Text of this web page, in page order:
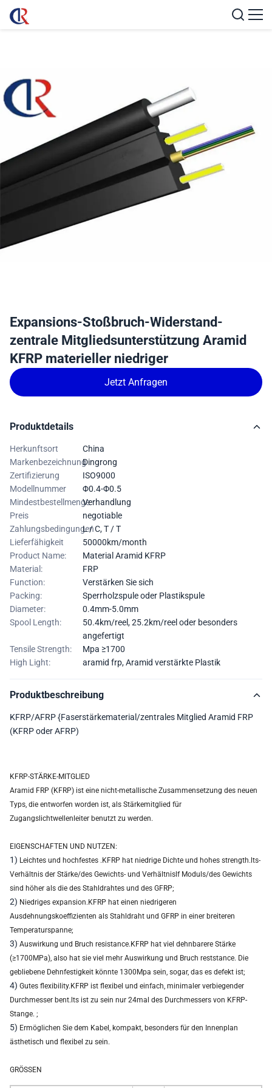
Expansions-Stoßbruch-Widerstand-
zentrale Mitgliedsunterstützung Aramid
KFRP materieller niedriger
Jetzt Anfragen
Produktdetails
Herkunftsort
China
MarkenbezeichnungDingrong
Zertifizierung
ISO9000
Modellnummer
Φ0.4-Φ0.5
MindestbestellmengeVerhandlung
Preis
negotiable
ZahlungsbedingungenL / C, T / T
Lieferfähigkeit
50000km/month
Product Name:
Material Aramid KFRP
Material:
FRP
Function:
Verstärken Sie sich
Packing:
Sperrholzspule oder Plastikspule
Diameter:
0.4mm-5.0mm
Spool Length:
50.4km/reel, 25.2km/reel oder besonders
angefertigt
Tensile Strength:
Mpa ≥1700
High Light:
aramid frp,Aramid verstärkte Plastik
Produktbeschreibung
KFRP/AFRP {Faserstärkematerial/zentrales Mitglied Aramid FRP
(KFRP oder AFRP)
KFRP-STÄRKE-MITGLIED
Aramid FRP (KFRP) ist eine nicht-metallische Zusammensetzung des neuen
Typs, die entworfen worden ist, als Stärkemitglied für
Zugangslichtwellenleiter benutzt zu werden.
EIGENSCHAFTEN UND NUTZEN:
1) Leichtes und hochfestes .KFRP hat niedrige Dichte und hohes strength.lts-
Verhältnis der Stärke/des Gewichts- und Verhältnislf Moduls/des Gewichts
sind höher als die des Stahldrahtes und des GFRP;
2) Niedriges expansion.KFRP hat einen niedrigeren
Ausdehnungskoeffizienten als Stahldraht und GFRP in einer breiteren
Temperaturspanne;
3) Auswirkung und Bruch resistance.KFRP hat viel dehnbarere Stärke
(≥1700MPa), also hat sie viel mehr Auswirkung und Bruch reststance. Die
gebliebene Dehnfestigkeit könnte 1300Mpa sein, sogar, das es defekt ist;
4) Gutes flexibility.KFRP ist flexibel und einfach, minimaler verbiegender
Durchmesser bent.lts ist zu sein nur 24mal des Durchmessers von KFRP-
Stange. ;
5) Ermöglichen Sie dem Kabel, kompakt, besonders für den Innenplan
ästhetisch und flexibel zu sein.
GRÖSSEN